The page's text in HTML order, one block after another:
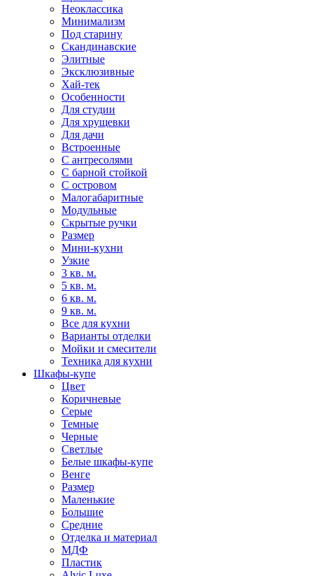
Неоклассика
Минимализм
Под старину
Скандинавские
Элитные
Эксклюзивные
Хай-тек
Особенности
Для студии
Для хрущевки
Для дачи
Встроенные
С антресолями
С барной стойкой
С островом
Малогабаритные
Модульные
Скрытые ручки
Размер
Мини-кухни
Узкие
3 кв. м.
5 кв. м.
6 кв. м.
9 кв. м.
Все для кухни
Варианты отделки
Мойки и смесители
Техника для кухни
Шкафы-купе
Цвет
Коричневые
Серые
Темные
Черные
Светлые
Белые шкафы-купе
Венге
Размер
Маленькие
Большие
Средние
Отделка и материал
МДФ
Пластик